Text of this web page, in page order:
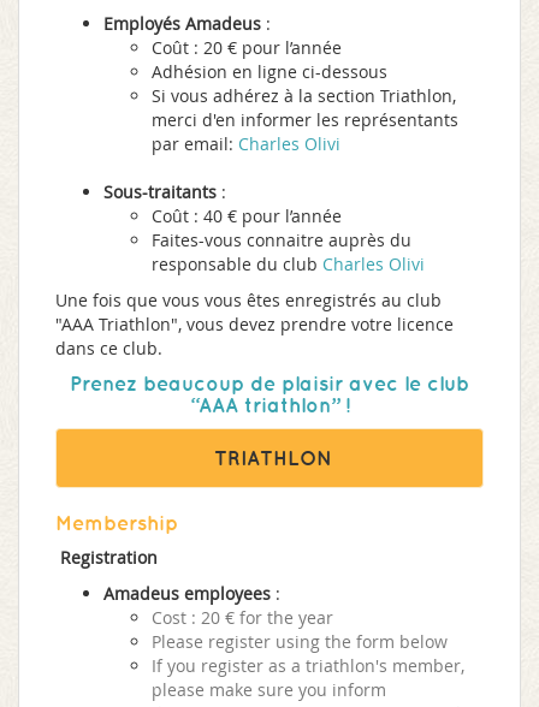
Employés Amadeus :
Coût : 20 € pour l’année
Adhésion en ligne ci-dessous
Si vous adhérez à la section Triathlon,
merci d'en informer les représentants
par email: Charles Olivi
Sous-traitants :
Coût : 40 € pour l’année
Faites-vous connaitre auprès du
responsable du club Charles Olivi
Une fois que vous vous êtes enregistrés au club
"AAA Triathlon", vous devez prendre votre licence
dans ce club.
Prenez beaucoup de plaisir avec le club
“AAA triathlon” !
TRIATHLON
Membership
Registration
Amadeus employees :
Cost : 20 € for the year
Please register using the form below
If you register as a triathlon's member,
please make sure you inform